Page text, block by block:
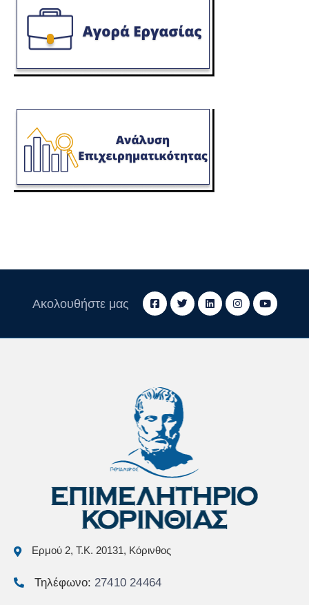
Ακολουθήστε μας
Ερμού 2, Τ.Κ. 20131, Κόρινθος
Τηλέφωνο: 27410 24464